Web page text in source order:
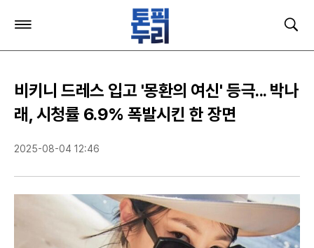
검
주
스
메
뉴
펼
기
비키니 드레스 입고 '몽환의 여신' 등극... 박나
래, 시청률 6.9% 폭발시킨 한 장면
2025-08-04 12:46